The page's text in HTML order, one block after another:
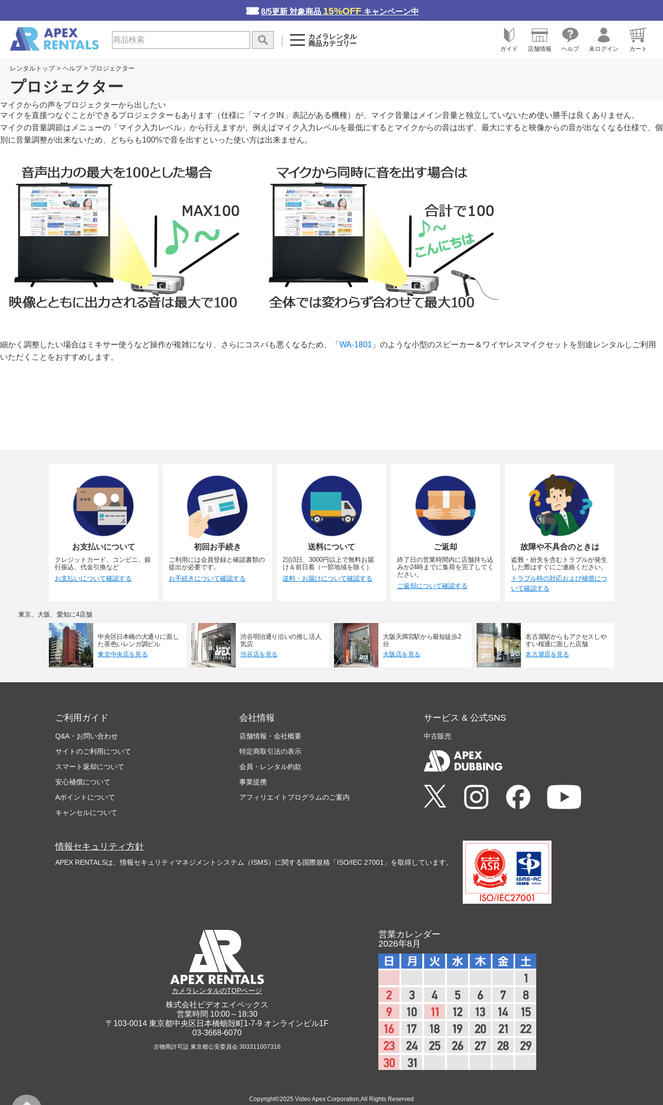
8/5更新 対象商品 15%OFF キャンペーン中
カメラレンタル
商品カテゴリー
ガイド 店舗情報 ヘルプ 未ログイン カート
レンタルトップ> ヘルプ> プロジェクター
プロジェクター
マイクからの声をプロジェクターから出したい
マイクを直接つなぐことができるプロジェクターもあります（仕様に「マイクIN」表記がある機種）が、マイク音量はメイン音量と独立していないため使い勝手は良くありません。
マイクの音量調節はメニューの「マイク入力レベル」から行えますが、例えばマイク入力レベルを最低にするとマイクからの音は出ず、最大にすると映像からの音が出なくなる仕様で、個
別に音量調整が出来ないため、どちらも100%で音を出すといった使い方は出来ません。
細かく調整したい場合はミキサー使うなど操作が複雑になり、さらにコスパも悪くなるため、「 WA-1801 」のような小型のスピーカー＆ワイヤレスマイクセットを別途レンタルしご利用
いただくことをおすすめします。
お支払いについて
クレジットカード、コンビニ、銀
行振込、代金引換など
お支払いについて確認する
初回お手続き
ご利用には会員登録と確認書類の
提出が必要です。
お手続きについて確認する
送料について
2泊3日、3000円以上で無料お届
け＆前日着（一部地域を除く）
送料・お届けについて確認する
ご返却
終了日の営業時間内に店舗持ち込
みか24時までに集荷を完了してく
ださい。
ご返却について確認する
故障や不具合のときは
盗難・紛失を含むトラブルが発生
した際はすぐにご連絡ください。
トラブル時の対応および補償につ
いて確認する
東京、大阪、愛知に4店舗
中央区日本橋の大通りに面し
た茶色いレンガ調ビル
東京中央店を見る
渋谷明治通り沿いの推し活人
気店
渋谷店を見る
大阪天満宮駅から最短徒歩2
分
大阪店を見る
名古屋駅からもアクセスしや
すい桜通に面した店舗
名古屋店を見る
ご利用ガイド
Q&A・お問い合わせ
サイトのご利用について
スマート返却について
安心補償について
Aポイントについて
キャンセルについて
会社情報
店舗情報・会社概要
特定商取引法の表示
会員・レンタル約款
事業提携
アフィリエイトプログラムのご案内
サービス & 公式SNS
中古販売
情報セキュリティ方針
APEX RENTALSは、情報セキュリティマネジメントシステム（ISMS）に関する国際規格「ISO/IEC 27001」を取得しています。
カメラレンタルのTOPページ
株式会社ビデオエイペックス
営業時間 10:00～18:30
〒103-0014 東京都中央区日本橋蛎殻町1-7-9 オンラインビル1F
03-3668-6070
古物商許可証 東京都公安委員会 303311007316
営業カレンダー
2026年8月
Copyright©2025 Video Apex Corporation,All Rights Reserved